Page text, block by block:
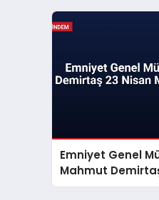
Emniyet Genel
Mahmut
Mesajı Yayınladı